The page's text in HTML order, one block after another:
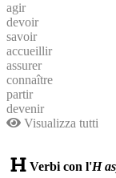
agir
devoir
savoir
accueillir
assurer
connaître
partir
devenir
Visualizza tutti
Verbi con l'H